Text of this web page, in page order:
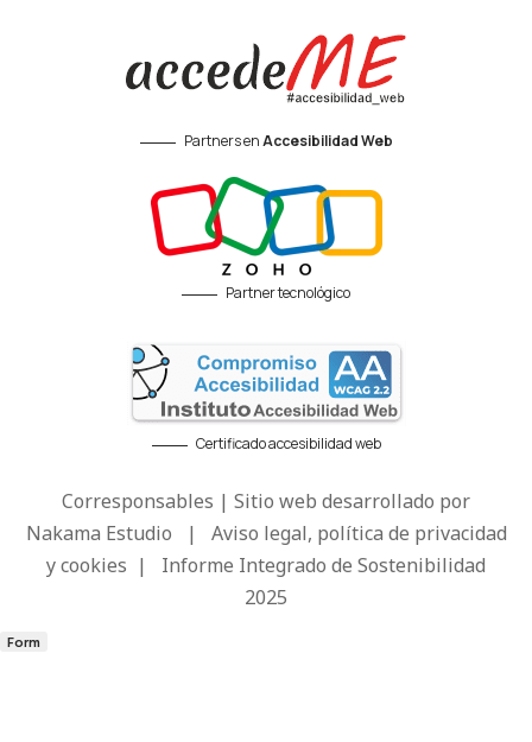
Partners enAccesibilidad Web
Partner tecnológico
Certificado accesibilidad web
Corresponsables | Sitio web desarrollado por
Nakama Estudio | Aviso legal, política de privacidad
y cookies | Informe Integrado de Sostenibilidad
2025
Form